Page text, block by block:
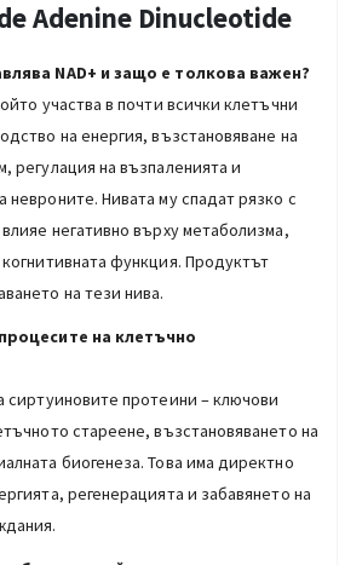
Adenine Dinucleotide
NAD+ и защо е толкова важен?
участва в почти всички клетъчни
на енергия, възстановяване на
регулация на възпаленията и
невроните. Нивата му спадат рязко с
негативно върху метаболизма,
функция. Продуктът
на тези нива.
на клетъчно
сиртуиновите протеини – ключови
стареене, възстановяването на
биогенеза. Това има директно
регенерацията и забавянето на